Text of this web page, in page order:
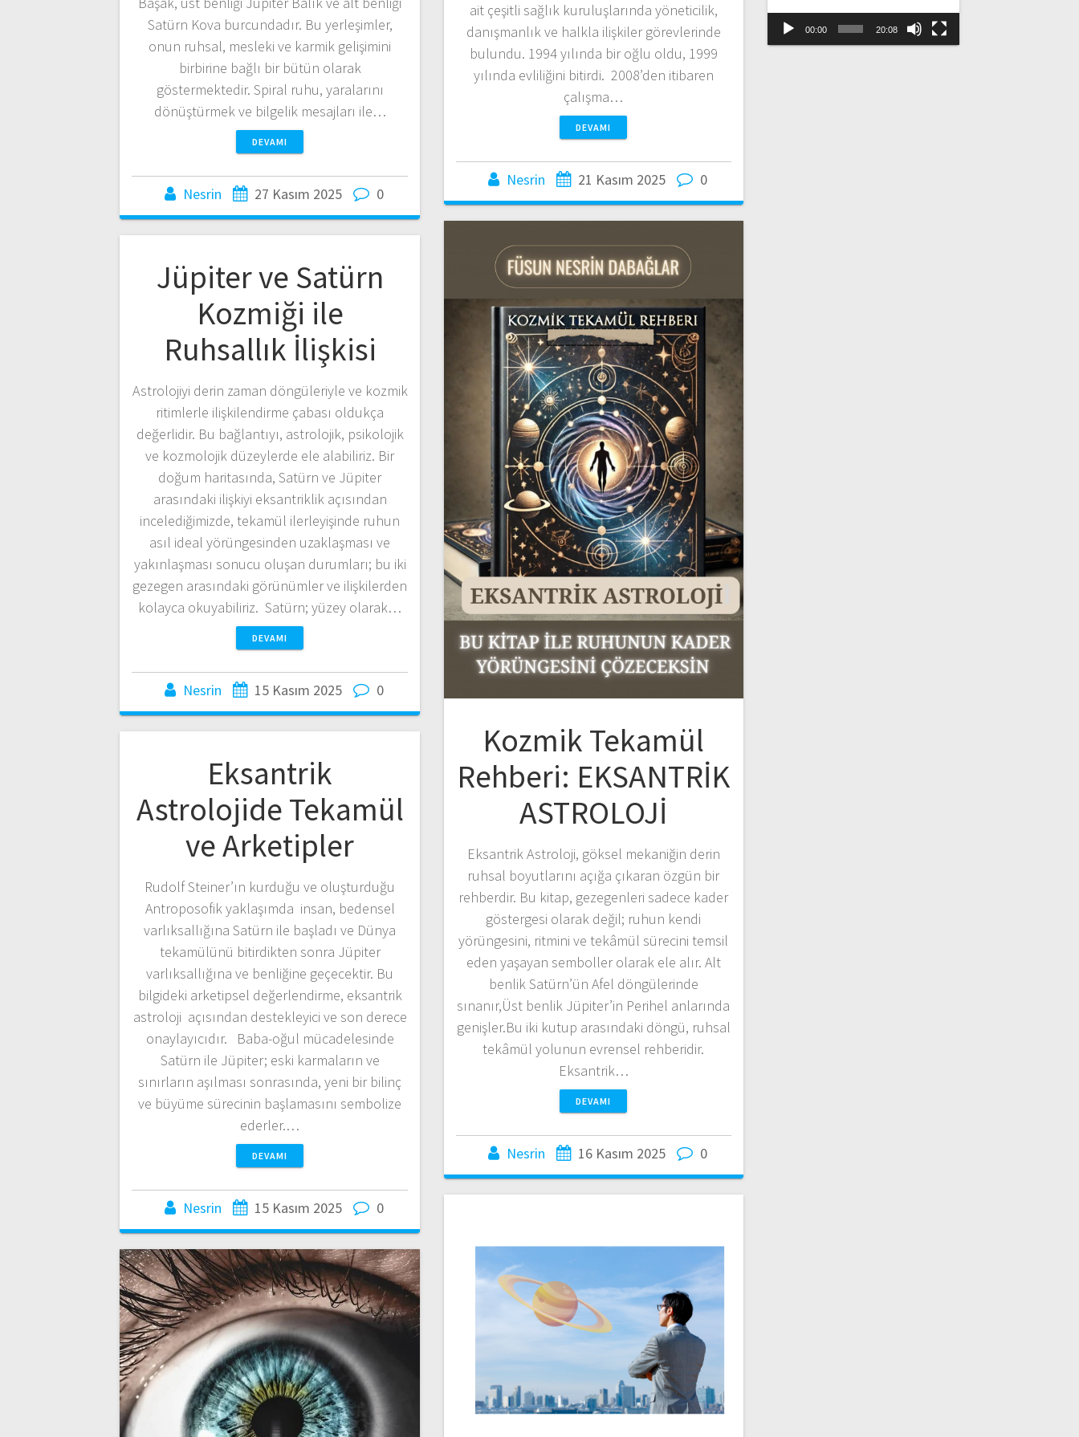
Satürn Kova burcundadır. Bu yerleşimler,
onun ruhsal, mesleki ve karmik gelişimini
birbirine bağlı bir bütün olarak
göstermektedir. Spiral ruhu, yaralarını
dönüştürmek ve bilgelik mesajları ile…
DEVAMI
Nesrin 27 Kasım 2025 0
ait çeşitli sağlık kuruluşlarında yöneticilik,
danışmanlık ve halkla ilişkiler görevlerinde
bulundu. 1994 yılında bir oğlu oldu, 1999
yılında evliliğini bitirdi. 2008’den itibaren
çalışma…
DEVAMI
Nesrin 21 Kasım 2025 0
Kozmik Tekamül
Rehberi: EKSANTRİK
ASTROLOJİ
Eksantrik Astroloji, göksel mekaniğin derin
ruhsal boyutlarını açığa çıkaran özgün bir
rehberdir. Bu kitap, gezegenleri sadece kader
göstergesi olarak değil; ruhun kendi
yörüngesini, ritmini ve tekâmül sürecini temsil
eden yaşayan semboller olarak ele alır. Alt
benlik Satürn’ün Afel döngülerinde
sınanır,Üst benlik Jüpiter’in Perihel anlarında
genişler.Bu iki kutup arasındaki döngü, ruhsal
tekâmül yolunun evrensel rehberidir.
Eksantrik…
DEVAMI
Nesrin 16 Kasım 2025 0
Jüpiter ve Satürn
Kozmiği ile
Ruhsallık İlişkisi
Astrolojiyi derin zaman döngüleriyle ve kozmik
ritimlerle ilişkilendirme çabası oldukça
değerlidir. Bu bağlantıyı, astrolojik, psikolojik
ve kozmolojik düzeylerde ele alabiliriz. Bir
doğum haritasında, Satürn ve Jüpiter
arasındaki ilişkiyi eksantriklik açısından
incelediğimizde, tekamül ilerleyişinde ruhun
asıl ideal yörüngesinden uzaklaşması ve
yakınlaşması sonucu oluşan durumları; bu iki
gezegen arasındaki görünümler ve ilişkilerden
kolayca okuyabiliriz. Satürn; yüzey olarak…
DEVAMI
Nesrin 15 Kasım 2025 0
Eksantrik
Astrolojide Tekamül
ve Arketipler
Rudolf Steiner’ın kurduğu ve oluşturduğu
Antroposofik yaklaşımda insan, bedensel
varlıksallığına Satürn ile başladı ve Dünya
tekamülünü bitirdikten sonra Jüpiter
varlıksallığına ve benliğine geçecektir. Bu
bilgideki arketipsel değerlendirme, eksantrik
astroloji açısından destekleyici ve son derece
onaylayıcıdır. Baba-oğul mücadelesinde
Satürn ile Jüpiter; eski karmaların ve
sınırların aşılması sonrasında, yeni bir bilinç
ve büyüme sürecinin başlamasını sembolize
ederler.…
DEVAMI
Nesrin 15 Kasım 2025 0
00:00 20:08